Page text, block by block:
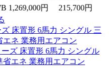
1,269,000円
215,700円
床置形 6馬力 シングル 三
エネ 業務用エアコン